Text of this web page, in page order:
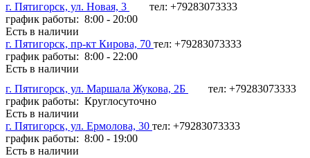
г. Пятигорск, ул. Новая, 3
тел: +79283073333
график работы: 8:00 - 20:00
Есть в наличии
г. Пятигорск, пр-кт Кирова, 70 тел: +79283073333
график работы: 8:00 - 22:00
Есть в наличии
г. Пятигорск, ул. Маршала Жукова, 2Б
тел: +79283073333
график работы: Круглосуточно
Есть в наличии
г. Пятигорск, ул. Ермолова, 30 тел: +79283073333
график работы: 8:00 - 19:00
Есть в наличии